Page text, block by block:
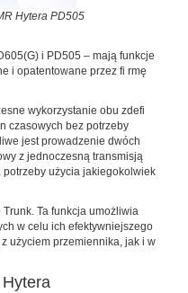
Hytera PD505
i PD505 – mają funkcje
i opatentowane przez fi rmę
wykorzystanie obu zdefi
czasowych bez potrzeby
jest prowadzenie dwóch
z jednoczesną transmisją
użycia jakiegokolwiek
Ta funkcja umożliwia
w celu ich efektywniejszego
użyciem przemiennika, jak i w